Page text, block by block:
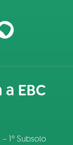
EBC
1º Subsolo